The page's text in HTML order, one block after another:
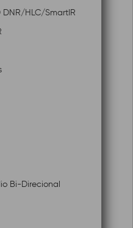
HLC/SmartIR
Bi-Direcional